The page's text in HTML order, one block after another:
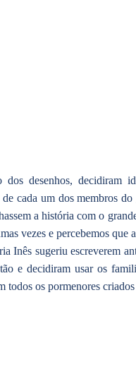
dos desenhos, decidiram
cada um dos membros
a história com o
vezes e percebemos que
Inês sugeriu escreverem
e decidiram usar os
todos os pormenores